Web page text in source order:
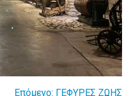
Επόμενο: ΓΕΦΥΡΕΣ ΖΩΗΣ